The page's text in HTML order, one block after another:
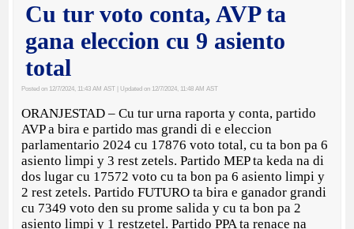
Cu tur voto conta, AVP ta
gana eleccion cu 9 asiento
total
Posted on 12/7/2024, 11:43 AM AST | Updated on 12/7/2024, 11:48 AM AST
ORANJESTAD – Cu tur urna raporta y conta, partido
AVP a bira e partido mas grandi di e eleccion
parlamentario 2024 cu 17876 voto total, cu ta bon pa 6
asiento limpi y 3 rest zetels. Partido MEP ta keda na di
dos lugar cu 17572 voto cu ta bon pa 6 asiento limpi y
2 rest zetels. Partido FUTURO ta bira e ganador grandi
cu 7349 voto den su prome salida y cu ta bon pa 2
asiento limpi y 1 restzetel. Partido PPA ta renace na